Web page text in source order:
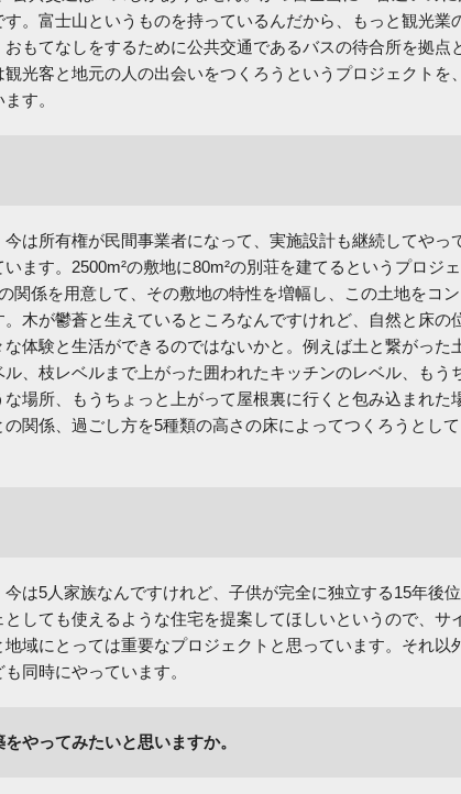
。富士山というものを持っているんだから、もっと観光業
もてなしをするために公共交通であるバスの待合所を拠点
光客と地元の人の出会いをつくろうというプロジェクトを
す。
は所有権が民間事業者になって、実施設計も継続してやっ
います。2500m²の敷地に80m²の別荘を建てるというプロジ
関係を用意して、その敷地の特性を増幅し、この土地をコ
木が鬱蒼と生えているところなんですけれど、自然と床の
体験と生活ができるのではないかと。例えば土と繋がった
、枝レベルまで上がった囲われたキッチンのレベル、もう
場所、もうちょっと上がって屋根裏に行くと包み込まれた
関係、過ごし方を5種類の高さの床によってつくろうとし
は5人家族なんですけれど、子供が完全に独立する15年後
しても使えるような住宅を提案してほしいというので、サ
域にとっては重要なプロジェクトと思っています。それ以
同時にやっています。
やってみたいと思いますか。